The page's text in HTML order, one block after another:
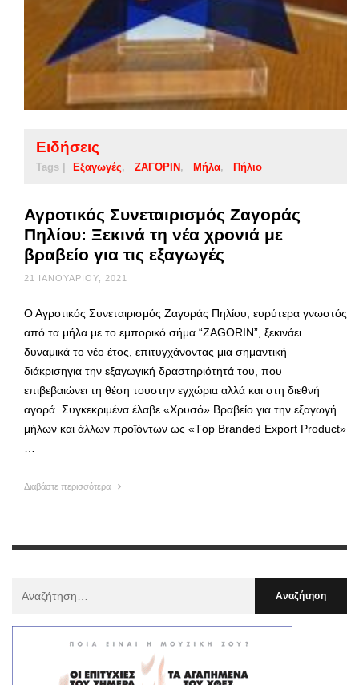
Ειδήσεις
Tags | Εξαγωγές ΖΑΓΟΡΙΝ Μήλα Πήλιο
Αγροτικός Συνεταιρισμός Ζαγοράς
Πηλίου: Ξεκινά τη νέα χρονιά με
βραβείο για τις εξαγωγές
21 ΙΑΝΟΥΑΡΊΟΥ, 2021
Ο Αγροτικός Συνεταιρισμός Ζαγοράς Πηλίου, ευρύτερα γνωστός
από τα μήλα με το εμπορικό σήμα “ZAGORIN”, ξεκινάει
δυναμικά το νέο έτος, επιτυγχάνοντας μια σημαντική
διάκρισηγια την εξαγωγική δραστηριότητά του, που
επιβεβαιώνει τη θέση τουστην εγχώρια αλλά και στη διεθνή
αγορά. Συγκεκριμένα έλαβε «Χρυσό» Βραβείο για την εξαγωγή
μήλων και άλλων προϊόντων ως «Τop Branded Export Product»
Διαβάστε περισσότερα
: